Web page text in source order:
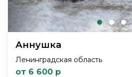
Аннушка
Ленинградская область
от 6 600 р